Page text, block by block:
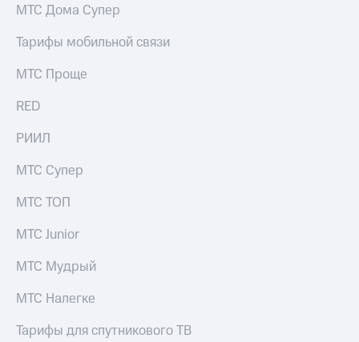
МТС Дома Супер
Тарифы мобильной связи
МТС Проще
RED
РИИЛ
МТС Супер
МТС ТОП
МТС Junior
МТС Мудрый
МТС Налегке
Тарифы для спутникового ТВ